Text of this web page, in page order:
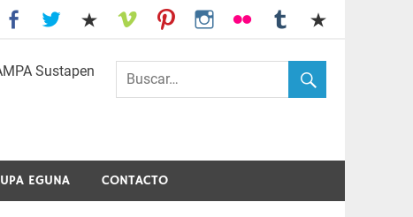
UPA EGUNA CONTACTO